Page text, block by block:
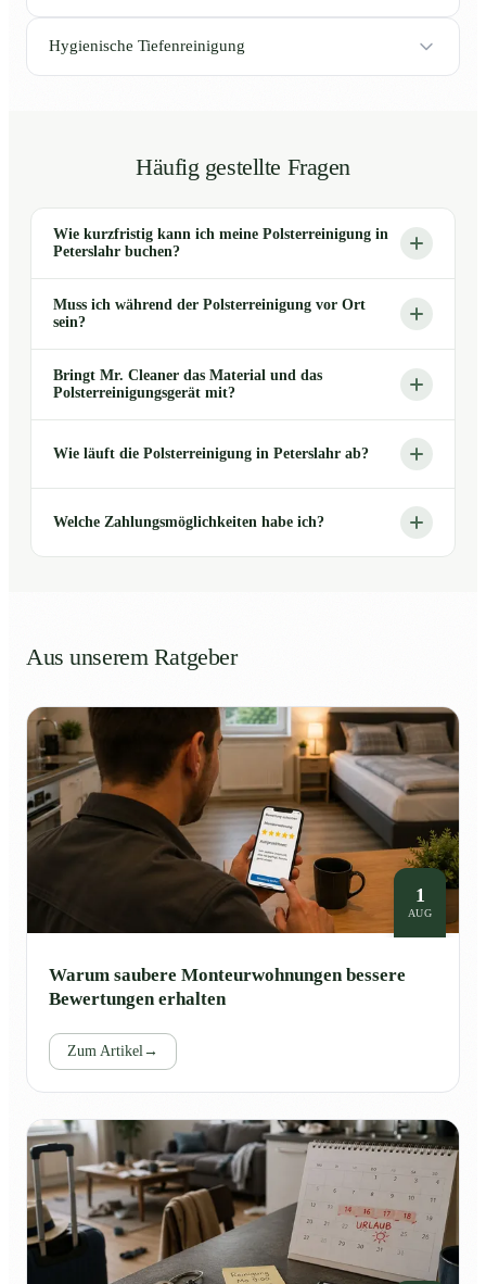
Hygienische Tiefenreinigung
Häufig gestellte Fragen
Wie kurzfristig kann ich meine Polsterreinigung in
Peterslahr buchen?
Muss ich während der Polsterreinigung vor Ort
sein?
Bringt Mr. Cleaner das Material und das
Polsterreinigungsgerät mit?
Wie läuft die Polsterreinigung in Peterslahr ab?
Welche Zahlungsmöglichkeiten habe ich?
Aus unserem Ratgeber
1
AUG
Warum saubere Monteurwohnungen bessere
Bewertungen erhalten
Zum Artikel →